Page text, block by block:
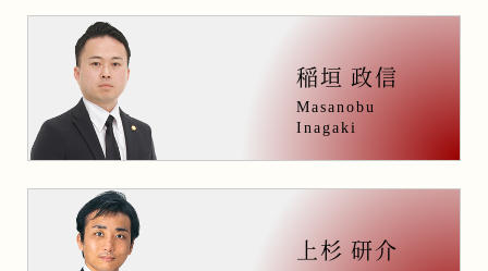
稲垣 政信
Masanobu
Inagaki
上杉 研介